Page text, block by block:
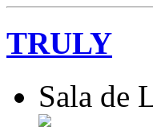
TRULY
Sala de